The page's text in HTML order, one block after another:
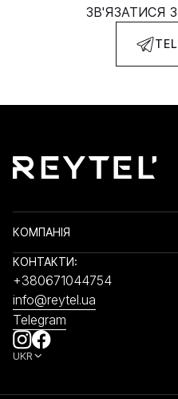
ЗВ'ЯЗАТИСЯ
КОМПАНІЯ
КОНТАКТИ:
+380671044754
info@reytel.ua
Telegram
UKR